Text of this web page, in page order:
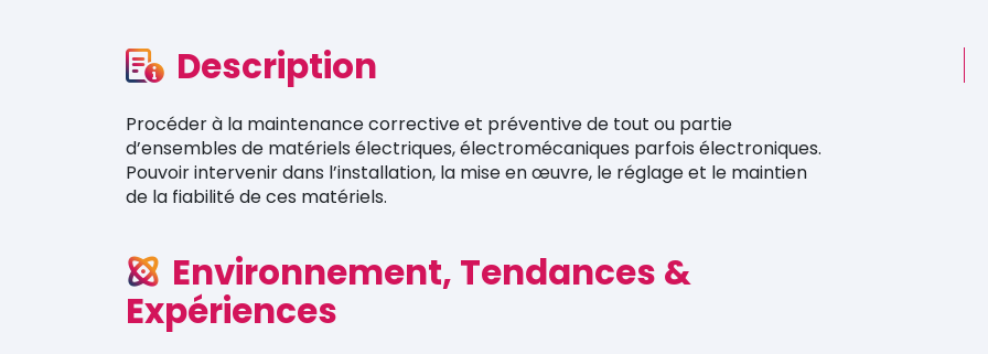
Description
Procéder à la maintenance corrective et préventive de tout ou partie
d’ensembles de matériels électriques, électromécaniques parfois électroniques.
Pouvoir intervenir dans l’installation, la mise en œuvre, le réglage et le maintien
de la fiabilité de ces matériels.
Environnement, Tendances &
Expériences